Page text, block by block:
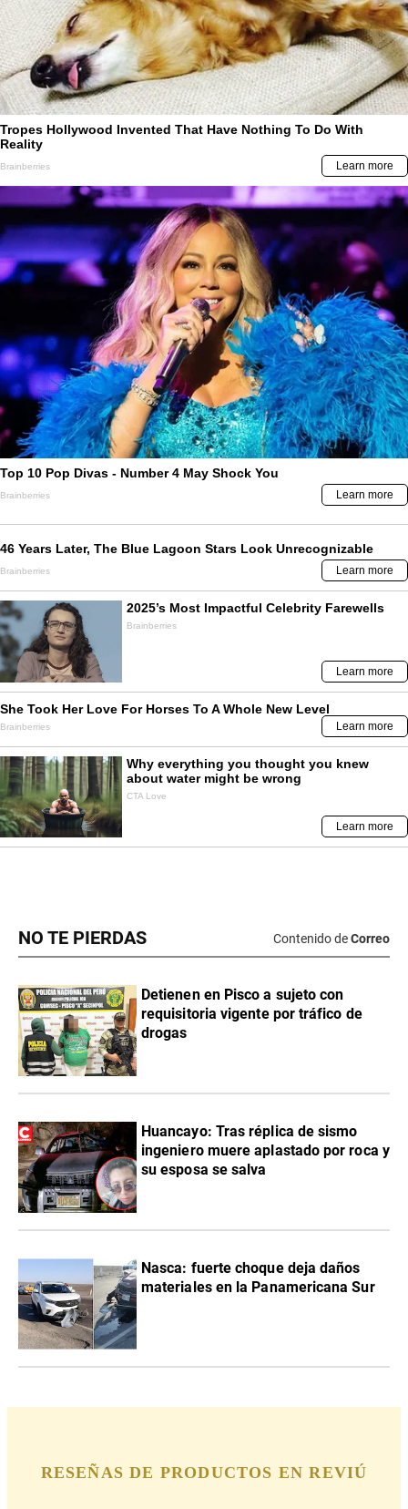
NO TE PIERDAS Contenido deCorreo
Detienen en Pisco a sujeto con
requisitoria vigente por tráfico de
drogas
Huancayo: Tras réplica de sismo
ingeniero muere aplastado por roca y
su esposa se salva
Nasca: fuerte choque deja daños
materiales en la Panamericana Sur